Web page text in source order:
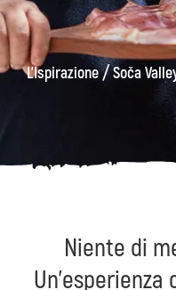
L'Ispirazione/Soča
Kanin
Niente di